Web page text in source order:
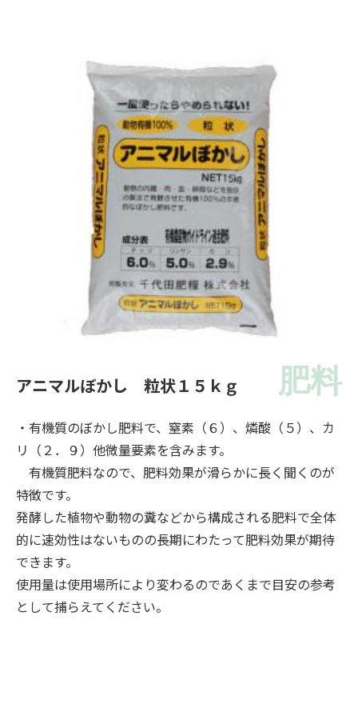
肥料
アニマルぼかし 粒状１５ｋｇ
・有機質のぼかし肥料で、窒素（６）、燐酸（５）、カ
リ（２．９）他微量要素を含みます。
有機質肥料なので、肥料効果が滑らかに長く聞くのが
特徴です。
発酵した植物や動物の糞などから構成される肥料で全体
的に速効性はないものの長期にわたって肥料効果が期待
できます。
使用量は使用場所により変わるのであくまで目安の参考
として捕らえてください。